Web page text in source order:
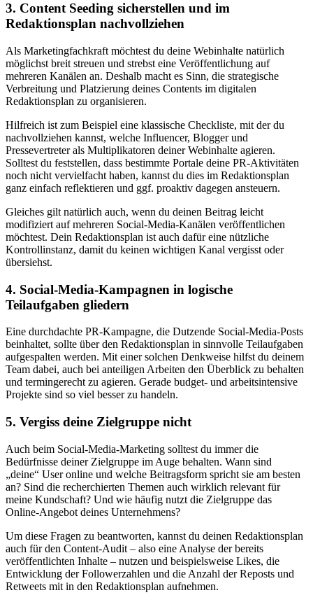
3. Content Seeding sicherstellen und im
Redaktionsplan nachvollziehen
Als Marketingfachkraft möchtest du deine Webinhalte natürlich
möglichst breit streuen und strebst eine Veröffentlichung auf
mehreren Kanälen an. Deshalb macht es Sinn, die strategische
Verbreitung und Platzierung deines Contents im digitalen
Redaktionsplan zu organisieren.
Hilfreich ist zum Beispiel eine klassische Checkliste, mit der du
nachvollziehen kannst, welche Influencer, Blogger und
Pressevertreter als Multiplikatoren deiner Webinhalte agieren.
Solltest du feststellen, dass bestimmte Portale deine PR-Aktivitäten
noch nicht vervielfacht haben, kannst du dies im Redaktionsplan
ganz einfach reflektieren und ggf. proaktiv dagegen ansteuern.
Gleiches gilt natürlich auch, wenn du deinen Beitrag leicht
modifiziert auf mehreren Social-Media-Kanälen veröffentlichen
möchtest. Dein Redaktionsplan ist auch dafür eine nützliche
Kontrollinstanz, damit du keinen wichtigen Kanal vergisst oder
übersiehst.
4. Social-Media-Kampagnen in logische
Teilaufgaben gliedern
Eine durchdachte PR-Kampagne, die Dutzende Social-Media-Posts
beinhaltet, sollte über den Redaktionsplan in sinnvolle Teilaufgaben
aufgespalten werden. Mit einer solchen Denkweise hilfst du deinem
Team dabei, auch bei anteiligen Arbeiten den Überblick zu behalten
und termingerecht zu agieren. Gerade budget- und arbeitsintensive
Projekte sind so viel besser zu handeln.
5. Vergiss deine Zielgruppe nicht
Auch beim Social-Media-Marketing solltest du immer die
Bedürfnisse deiner Zielgruppe im Auge behalten. Wann sind
„deine“ User online und welche Beitragsform spricht sie am besten
an? Sind die recherchierten Themen auch wirklich relevant für
meine Kundschaft? Und wie häufig nutzt die Zielgruppe das
Online-Angebot deines Unternehmens?
Um diese Fragen zu beantworten, kannst du deinen Redaktionsplan
auch für den Content-Audit – also eine Analyse der bereits
veröffentlichten Inhalte – nutzen und beispielsweise Likes, die
Entwicklung der Followerzahlen und die Anzahl der Reposts und
Retweets mit in den Redaktionsplan aufnehmen.